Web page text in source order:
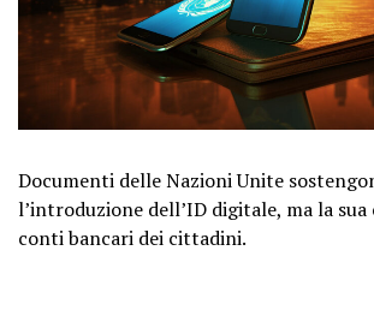
Documenti delle Nazioni Unite
l’introduzione dell’ID digitale, ma la sua
conti bancari dei cittadini.